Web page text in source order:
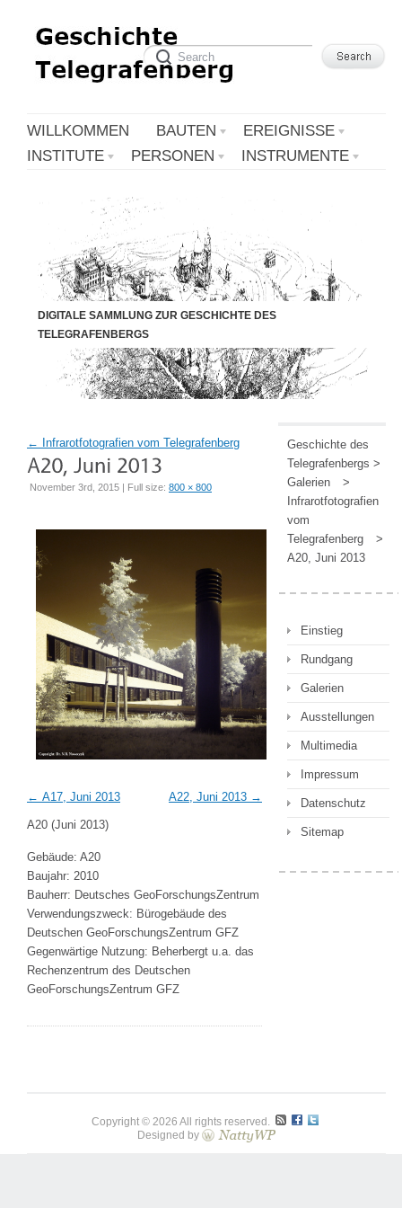
WILLKOMMEN BAUTEN
EREIGNISSE
INSTITUTE
PERSONEN INSTRUMENTE
DIGITALE SAMMLUNG ZUR GESCHICHTE DES
TELEGRAFENBERGS
← Infrarotfotografien vom Telegrafenberg
November 3rd, 2015 | Full size: 800 × 800
A17, Juni 2013 A22, Juni 2013
A20 (Juni 2013)
Gebäude: A20
Baujahr: 2010
Bauherr: Deutsches GeoForschungsZentrum
Verwendungszweck: Bürogebäude des
Deutschen GeoForschungsZentrum GFZ
Gegenwärtige Nutzung: Beherbergt u.a. das
Rechenzentrum des Deutschen
GeoForschungsZentrum GFZ
Geschichte des
Telegrafenbergs >
Galerien
>
Infrarotfotografien
vom
Telegrafenberg
>
A20, Juni 2013
Einstieg
Rundgang
Galerien
Ausstellungen
Multimedia
Impressum
Datenschutz
Sitemap
Copyright © 2026 All rights reserved.
Designed by